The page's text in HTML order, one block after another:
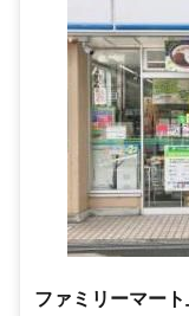
ファミリーマー